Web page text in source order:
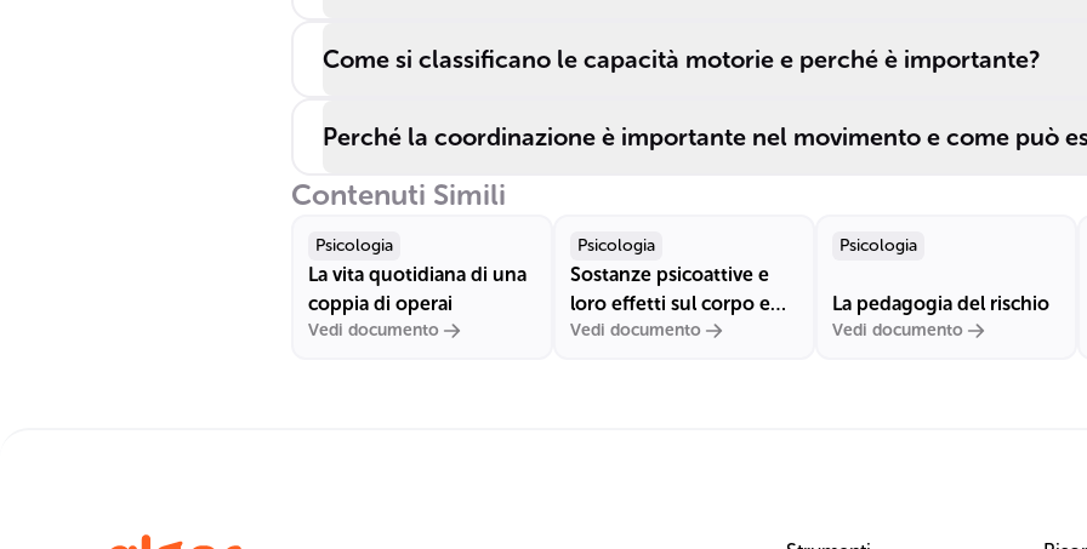
Come si classificano le capacità motorie e perché è importante?
Perché la coordinazione è importante nel movimento e come può
Contenuti Simili
Psicologia
La vita quotidiana di una
coppia di operai
Vedi documento
Psicologia
Sostanze psicoattive e
loro effetti sul corpo e
sulla mente
Vedi documento
Psicologia
La pedagogia del rischio
Vedi documento